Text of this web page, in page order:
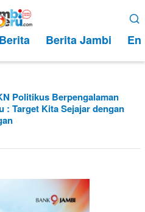
Berita Berita Jambi
Politikus Berpengalaman
: Target Kita Sejajar dengan